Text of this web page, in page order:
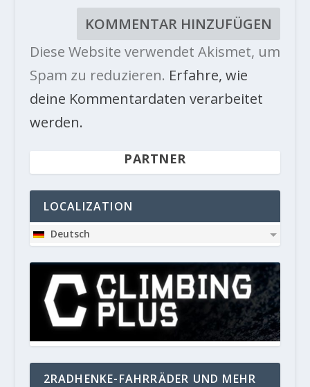
Diese Website verwendet Akismet, um
Spam zu reduzieren. Erfahre, wie
deine Kommentardaten verarbeitet
werden.
PARTNER
LOCALIZATION
Deutsch
2RADHENKE-FAHRRÄDER UND MEHR